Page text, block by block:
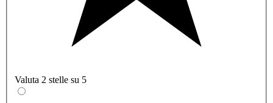
Valuta 2 stelle su 5